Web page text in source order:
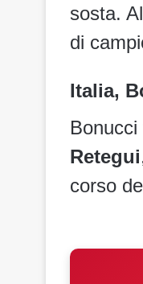
sosta.
di
Italia,
Retegui
corso